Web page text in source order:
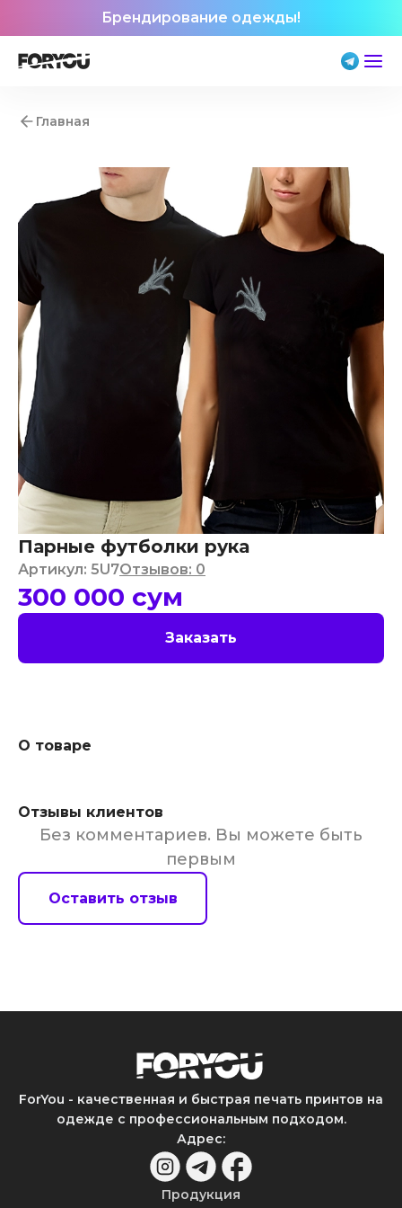
Брендирование одежды!
Главная
Парные футболки рука
Артикул: 5U7Отзывов: 0
300 000 сум
Заказать
О товаре
Отзывы клиентов
Без комментариев. Вы можете быть
первым
Оставить отзыв
ForYou - качественная и быстрая печать принтов на
одежде с профессиональным подходом.
Адрес:
Продукция